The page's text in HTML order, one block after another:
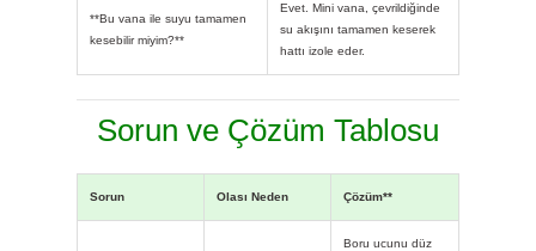
**Bu vana ile suyu tamamen
kesebilir miyim?**
Evet. Mini vana, çevrildiğinde
su akışını tamamen keserek
hattı izole eder.
Sorun ve Çözüm Tablosu
Sorun Olası Neden Çözüm**
Boru ucunu düz